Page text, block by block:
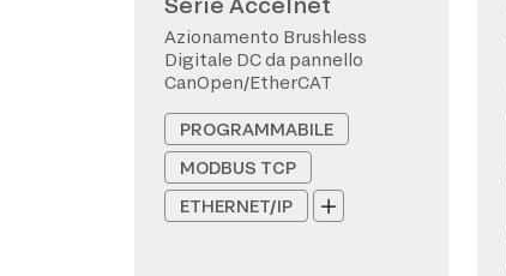
Azionamento Brushless
Digitale DC da pannello
CanOpen/EtherCAT
PROGRAMMABILE
MODBUS TCP
ETHERNET/IP